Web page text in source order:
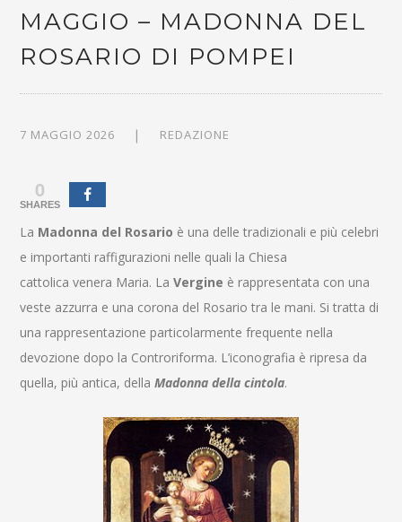
MAGGIO – MADONNA DEL
ROSARIO DI POMPEI
7 MAGGIO 2026 REDAZIONE
0
SHARES
La Madonna del Rosario è una delle tradizionali e più celebri
e importanti raffigurazioni nelle quali la Chiesa
cattolica venera Maria. LaVergine è rappresentata con una
veste azzurra e una corona del Rosario tra le mani. Si tratta di
una rappresentazione particolarmente frequente nella
devozione dopo la Controriforma. L’iconografia è ripresa da
quella, più antica, dellaMadonna della cintola.